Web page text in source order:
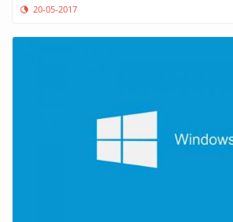
20-05-2017